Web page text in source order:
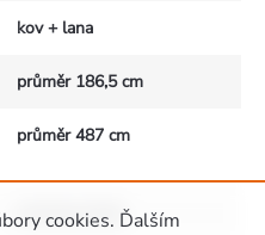
cookies. Ďalším
kov + lana
průměr 186,5 cm
průměr 487 cm
od 3 do 12 let